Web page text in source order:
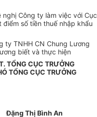
Công ty làm việc với Cục
số tiền thuế nhập khẩu
ty TNHH CN Chung Lương
biết và thực hiện
TỔNG CỤC TRƯỞNG
TỔNG CỤC TRƯỞNG
Đặng Thị Bình An